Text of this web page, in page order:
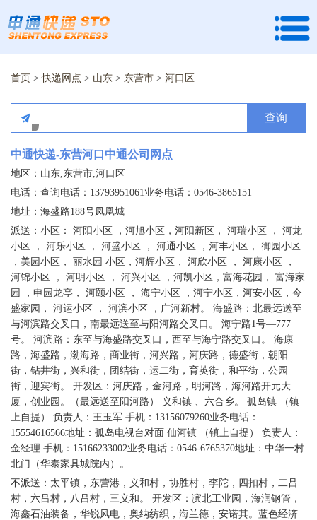
首页 >快递网点 > 山东 > 东营市 > 河口区
查询
中通快递-东营河口中通公司网点
地区：山东,东营市,河口区
电话：查询电话：13793951061业务电话：0546-3865151
地址：海盛路188号凤凰城
派送：小区： 河阳小区 ，河旭小区，河阳新区， 河瑞小区 ， 河龙
小区 ， 河乐小区 ， 河盛小区 ， 河通小区 ，河丰小区， 御园小区
，美园小区， 丽水园 小区，河辉小区， 河欣小区 ， 河康小区 ，
河锦小区 ， 河明小区 ， 河兴小区 ，河凯小区，富海花园， 富海家
园 ，申园龙亭， 河颐小区 ， 海宁小区 ，河宁小区，河安小区，今
盛家园， 河运小区 ， 河滨小区 ，广河新村。 海盛路：北最远送至
与河滨路交叉口，南最远送至与阳河路交叉口。 海宁路1号—777
号。 河滨路：东至与海盛路交叉口，西至与海宁路交叉口。 海康
路，海盛路，渤海路，商业街，河兴路，河庆路，德盛街，朝阳
街，钻井街，兴和街，团结街，运二街，育英街，和平街，公园
街，迎宾街。 开发区：河庆路，金河路，明河路，海河路开元大
厦，创业园。（最远送至阳河路） 义和镇 、六合乡。 孤岛镇 （镇
上自提） 负责人：王玉军 手机：13156079260业务电话：
15554616566地址：孤岛电视台对面 仙河镇 （镇上自提） 负责人：
金经理 手机：15166233002业务电话：0546-6765370地址：中华一村
北门（华泰家具城院内）。
不派送：太平镇，东营港，义和村，协胜村，李陀，四扣村，二吕
村，六吕村，八吕村，三义和。 开发区：滨北工业园，海润钢管，
海鑫石油装备，华锐风电，奥纳纺织，海兰德，安诺其。蓝色经济